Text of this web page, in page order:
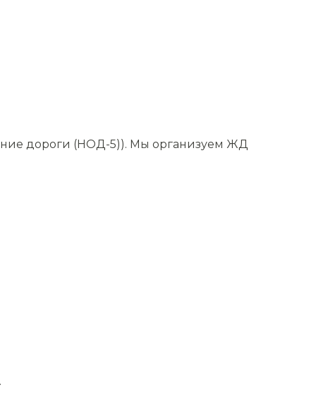
дороги (НОД-5)). Мы организуем ЖД